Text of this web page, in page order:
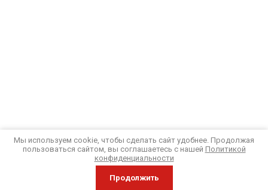
Мы используем cookie, чтобы сделать сайт удобнее. Продолжая
пользоваться сайтом, вы соглашаетесь с нашей Политикой
конфиденциальности
Продолжить